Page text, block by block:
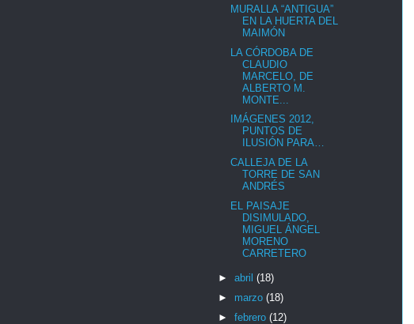
MURALLA “ANTIGUA”
EN LA HUERTA DEL
MAIMÓN
LA CÓRDOBA DE
CLAUDIO
MARCELO, DE
ALBERTO M.
MONTE...
IMÁGENES 2012,
PUNTOS DE
ILUSIÓN PARA…
CALLEJA DE LA
TORRE DE SAN
ANDRÉS
EL PAISAJE
DISIMULADO,
MIGUEL ÁNGEL
MORENO
CARRETERO
► abril (18)
► marzo (18)
► febrero (12)